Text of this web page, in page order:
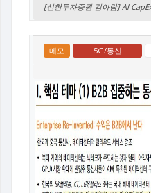
[신한투자증권 김아람] AI
메모 5G/통신